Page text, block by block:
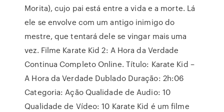
Morita), cujo pai está entre a vida e a morte. Lá
ele se envolve com um antigo inimigo do
mestre, que tentará dele se vingar mais uma
vez. Filme Karate Kid 2: A Hora da Verdade
Continua Completo Online. Título: Karate Kid –
A Hora da Verdade Dublado Duração: 2h:06
Categoria: Ação Qualidade de Audio: 10
Qualidade de Vídeo: 10 Karate Kid é um filme